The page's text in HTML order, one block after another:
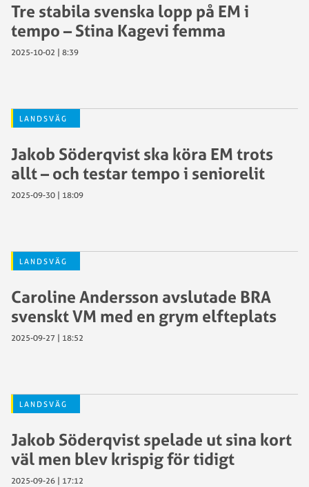
Tre stabila svenska lopp på EM i
tempo – Stina Kagevi femma
2025-10-02 | 8:39
LANDSVÄG
Jakob Söderqvist ska köra EM trots
allt – och testar tempo i seniorelit
2025-09-30 | 18:09
LANDSVÄG
Caroline Andersson avslutade BRA
svenskt VM med en grym elfteplats
2025-09-27 | 18:52
LANDSVÄG
Jakob Söderqvist spelade ut sina kort
väl men blev krispig för tidigt
2025-09-26 | 17:12